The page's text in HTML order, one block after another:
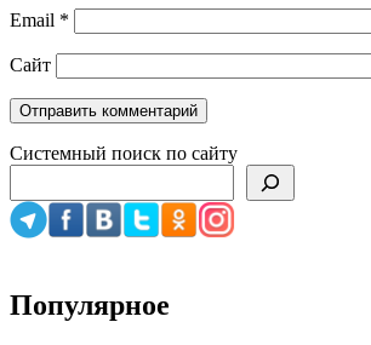
Email *
Сайт
Системный поиск по сайту
Популярное